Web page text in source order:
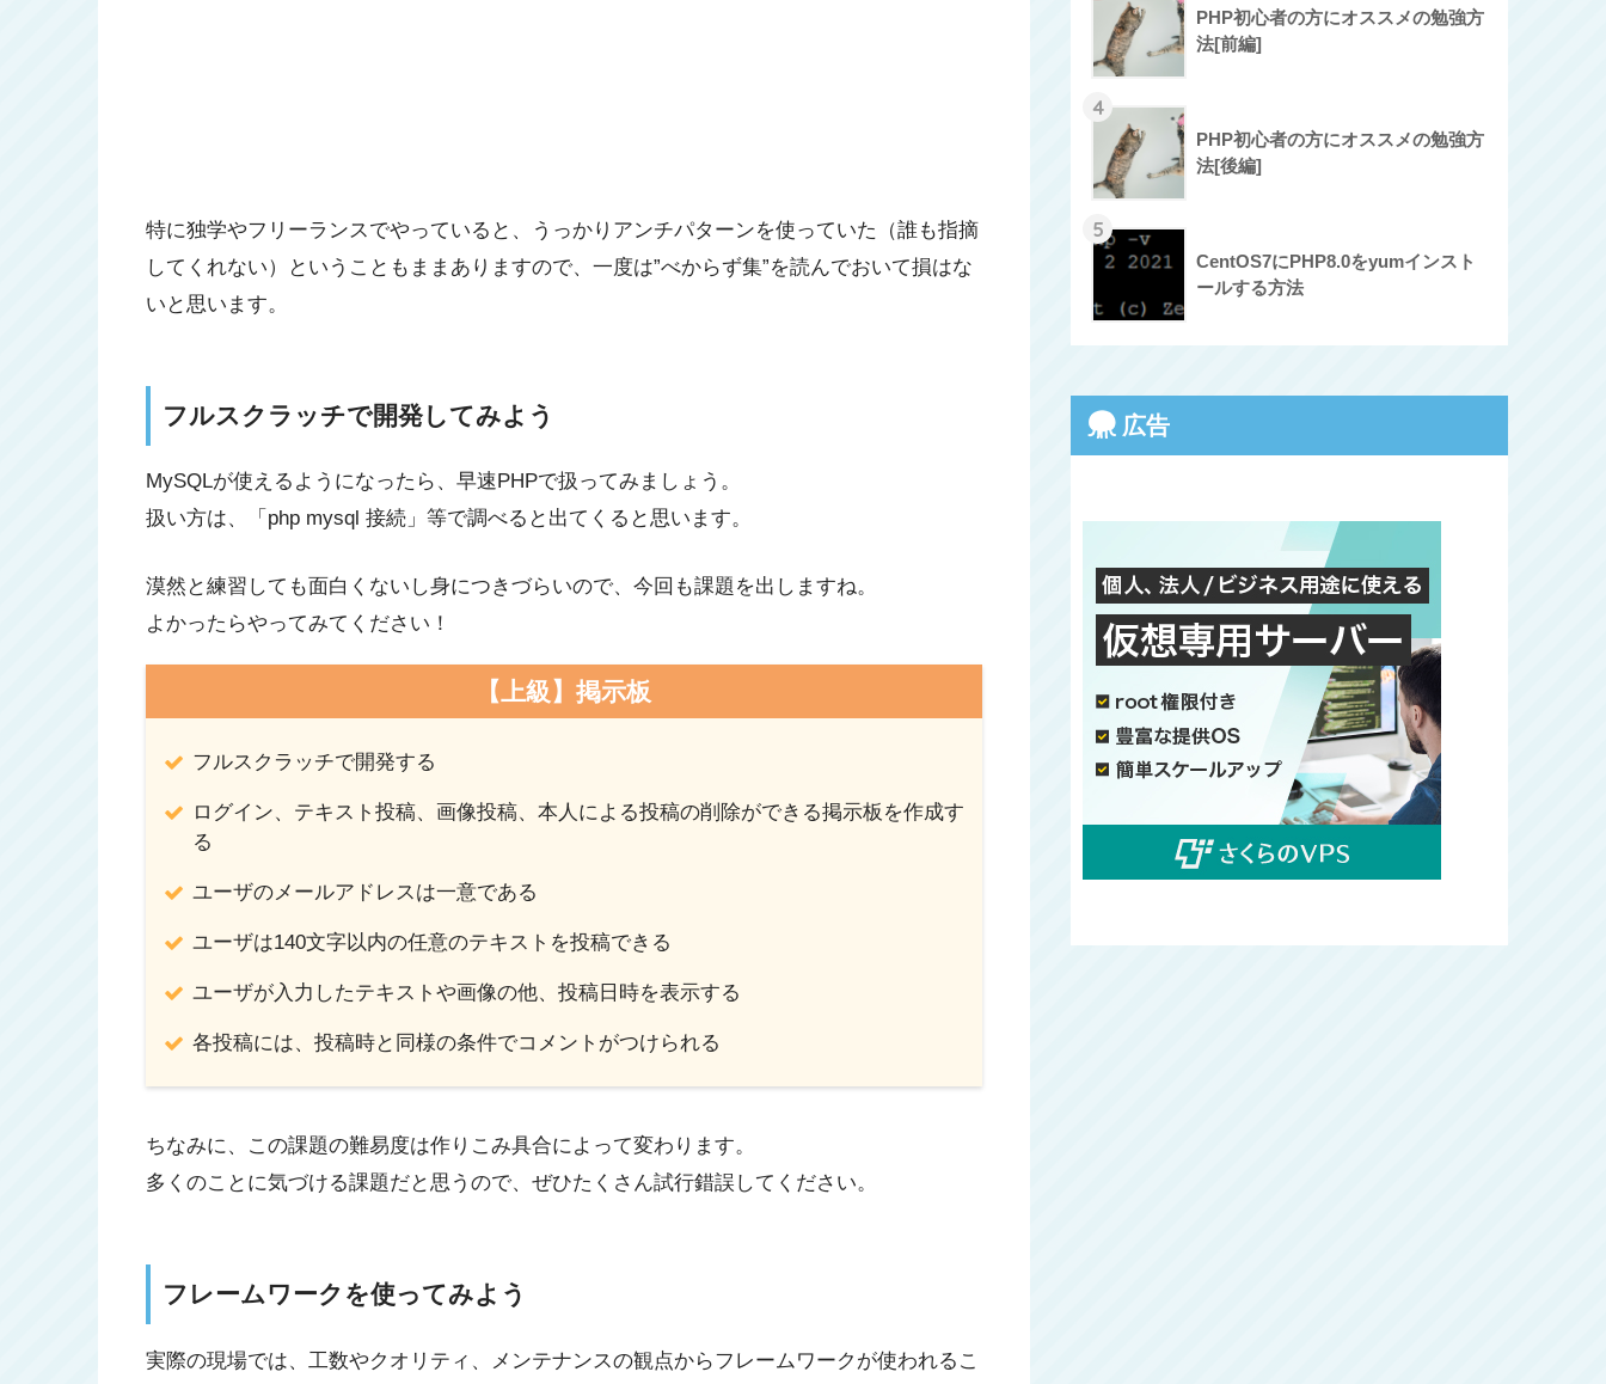
特に独学やフリーランスでやっていると、うっかりアンチパターンを使っていた（誰も指摘
してくれない）ということもままありますので、一度は”べからず集”を読んでおいて損はな
いと思います。
フルスクラッチで開発してみよう
MySQLが使えるようになったら、早速PHPで扱ってみましょう。
扱い方は、「php mysql 接続」等で調べると出てくると思います。
漠然と練習しても面白くないし身につきづらいので、今回も課題を出しますね。
よかったらやってみてください！
【上級】掲示板
フルスクラッチで開発する
ログイン、テキスト投稿、画像投稿、本人による投稿の削除ができる掲示板を作成す
る
ユーザのメールアドレスは一意である
ユーザは140文字以内の任意のテキストを投稿できる
ユーザが入力したテキストや画像の他、投稿日時を表示する
各投稿には、投稿時と同様の条件でコメントがつけられる
ちなみに、この課題の難易度は作りこみ具合によって変わります。
多くのことに気づける課題だと思うので、ぜひたくさん試行錯誤してください。
フレームワークを使ってみよう
実際の現場では、工数やクオリティ、メンテナンスの観点からフレームワークが使われるこ
PHP初心者の方にオススメの勉強方
法[前編]
4
PHP初心者の方にオススメの勉強方
法[後編]
5
CentOS7にPHP8.0をyumインスト
ールする方法
広告